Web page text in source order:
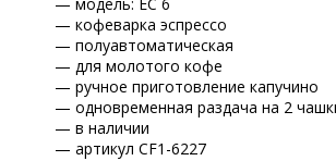
— кофеварка эспрессо
— полуавтоматическая
— для молотого кофе
— ручное приготовление капучино
— одновременная раздача на 2
— в наличии
— артикул CF1-6227